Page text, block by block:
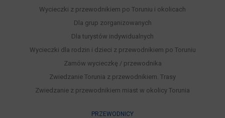
Wycieczki z przewodnikiem po Toruniu i okolicach
Dla grup zorganizowanych
Dla turystów indywidualnych
Wycieczki dla rodzin i dzieci z przewodnikiem po Toruniu
Zamów wycieczkę / przewodnika
Zwiedzanie Torunia z przewodnikiem. Trasy
Zwiedzanie z przewodnikiem miast w okolicy Torunia
PRZEWODNICY